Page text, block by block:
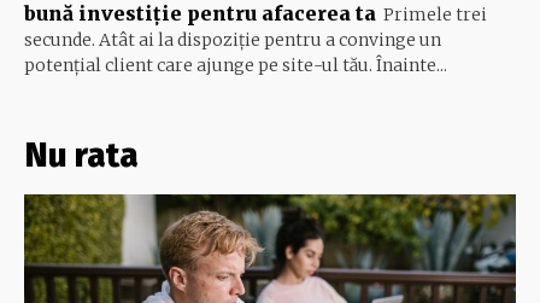
bună investiție pentru afacerea ta Primele trei
secunde. Atât ai la dispoziție pentru a convinge un
potențial client care ajunge pe site-ul tău. Înainte...
Nu rata